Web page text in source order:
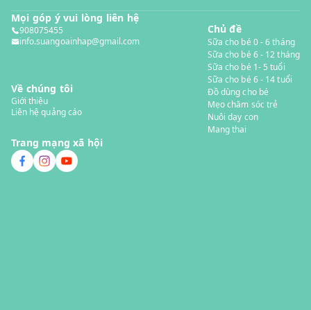
Mọi góp ý vui lòng liên hệ
908075455
info.suangoainhap@gmail.com
Về chúng tôi
Giới thiệu
Liên hệ quảng cáo
Trang mạng xã hội
Chủ đề
Sữa cho bé 0 - 6 tháng
Sữa cho bé 6 - 12 tháng
Sữa cho bé 1- 5 tuổi
Sữa cho bé 6 - 14 tuổi
Đồ dùng cho bé
Mẹo chăm sóc trẻ
Nuôi dạy con
Mang thai